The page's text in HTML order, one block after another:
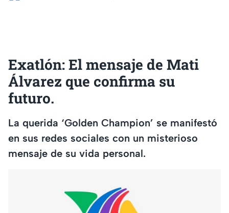
Exatlón: El mensaje de Mati
Álvarez que confirma su
futuro.
La querida ‘Golden Champion’ se manifestó
en sus redes sociales con un misterioso
mensaje de su vida personal.